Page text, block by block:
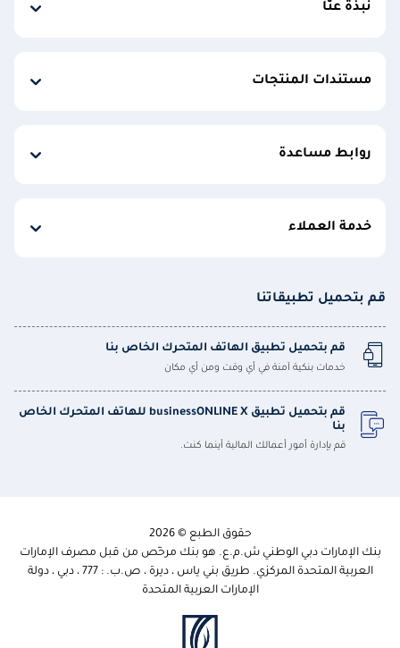
نبذة عنّا
مستندات المنتجات
روابط مساعدة
خدمة العملاء
قم بتحميل تطبيقاتنا
قم بتحميل تطبيق الهاتف المتحرك الخاص بنا
خدمات بنكية آمنة في أي وقت ومن أي مكان
قم بتحميل تطبيق businessONLINE X للهاتف المتحرك الخاص
بنا
قم بإدارة أمور أعمالك المالية أينما كنت.
حقوق الطبع © 2026
بنك الإمارات دبي الوطني ش.م.ع. هو بنك مرخّص من قبل مصرف الإمارات
العربية المتحدة المركزي. طريق بني ياس ، ديرة ، ص.ب. : 777 ، دبي ، دولة
الإمارات العربية المتحدة